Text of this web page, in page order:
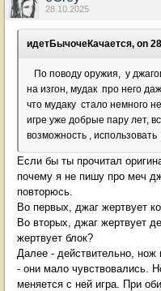
28.10.2025
идетБычочеКачается, on
По поводу оружия, у
на изгон, мудак про него
что мудаку стало немного
игре уже добрые пару лет,
возможность , использовать
Если бы ты прочитал
почему я не пишу про меч
повторюсь.
Во первых, джаг жертвует
Во вторых, джаг жертвует
жертвует блок?
Далее - действительно,
- они мало чувствовались.
меняется с ней игра. При